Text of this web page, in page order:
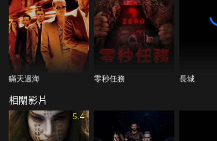
瞞天過海 零秒任務 長城
相關影片
5.4